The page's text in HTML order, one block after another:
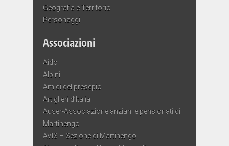
Geografia e Territorio
Personaggi
Associazioni
Aido
Alpini
Amici del presepio
Artiglieri d’Italia
Auser-Associazione anziani e pensionati di
Martinengo
AVIS – Sezione di Martinengo